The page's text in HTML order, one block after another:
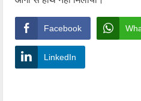
Facebook
LinkedIn